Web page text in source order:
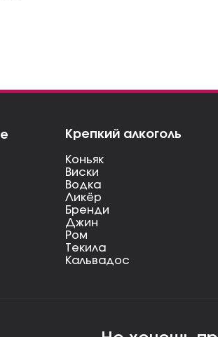
Крепкий алкоголь
Коньяк
Виски
Водка
Ликёр
Бренди
Джин
Ром
Текила
Кальвадос